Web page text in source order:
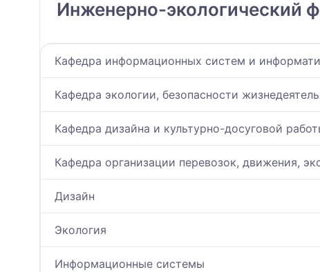
Инженерно-экологический
Кафедра информационных систем и
Кафедра экологии, безопасности
Кафедра дизайна и культурно-досуговой
Кафедра организации перевозок, движения,
Дизайн
Экология
Информационные системы